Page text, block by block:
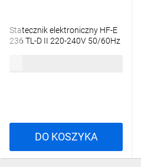
Statecznik elektroniczny HF-E
236 TL-D II 220-240V 50/60Hz
DO KOSZYKA